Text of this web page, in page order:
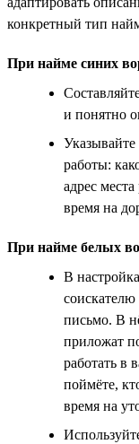
конкретный тип
При найме синих
и понятно
работы:
адрес
время на
При найме белых
В
письмо. В
приложат
работать в
поймёте,
время на